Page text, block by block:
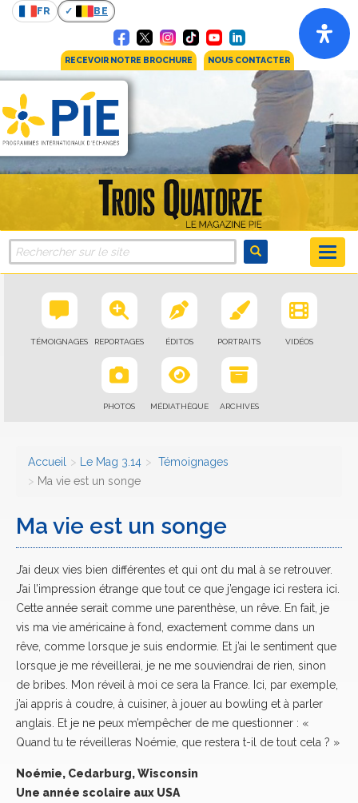
FR BE
RECEVOIR NOTRE BROCHURE NOUS CONTACTER
TÉMOIGNAGES REPORTAGES ÉDITOS PORTRAITS VIDÉOS
PHOTOS MÉDIATHÈQUE ARCHIVES
Accueil Le Mag 3.14
Témoignages
Ma vie est un songe
Ma vie est un songe
J’ai deux vies bien différentes et qui ont du mal à se retrouver.
J’ai l’impression étrange que tout ce que j’engage ici restera ici.
Cette année serait comme une parenthèse, un rêve. En fait, je
vis ma vie américaine à fond, exactement comme dans un
rêve, comme lorsque je suis endormie. Et j’ai le sentiment que
lorsque je me réveillerai, je ne me souviendrai de rien, sinon
de bribes. Mon réveil à moi ce sera la France. Ici, par exemple,
j’ai appris à coudre, à cuisiner, à jouer au bowling et à parler
anglais. Et je ne peux m’empêcher de me questionner : «
Quand tu te réveilleras Noémie, que restera t-il de tout cela ? »
Noémie, Cedarburg, Wisconsin
Une année scolaire aux USA